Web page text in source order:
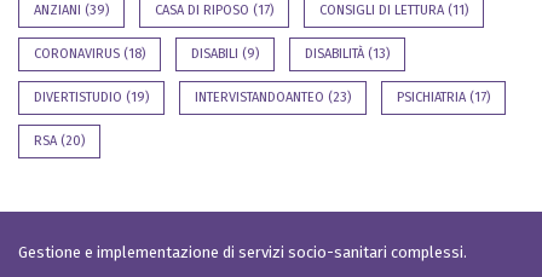
ANZIANI (39) CASA DI RIPOSO (17) CONSIGLI DI LETTURA (11)
CORONAVIRUS (18) DISABILI (9) DISABILITÀ (13)
DIVERTISTUDIO (19) INTERVISTANDOANTEO (23) PSICHIATRIA (17)
RSA (20)
Gestione e implementazione di servizi socio-sanitari complessi.